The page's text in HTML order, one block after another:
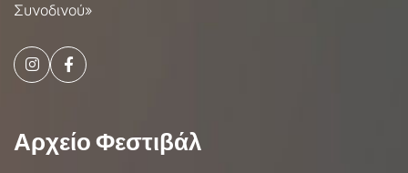
Συνοδινού»
Αρχείο Φεστιβάλ